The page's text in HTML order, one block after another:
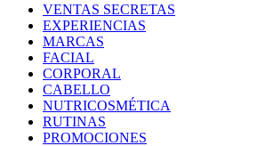
VENTAS SECRETAS
EXPERIENCIAS
MARCAS
FACIAL
CORPORAL
CABELLO
NUTRICOSMÉTICA
RUTINAS
PROMOCIONES